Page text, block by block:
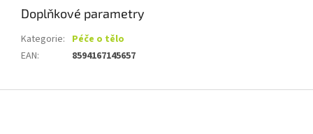
Doplňkové parametry
Kategorie: Péče o tělo
EAN: 8594167145657